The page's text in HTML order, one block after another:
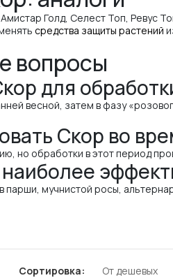
Голд, Селест Топ, Ревус
средства защиты растений
вопросы
для
весной, затем в фазу
Скор во
но обработки в этот период
мучнистой росы,
Сортировка: От дешевых